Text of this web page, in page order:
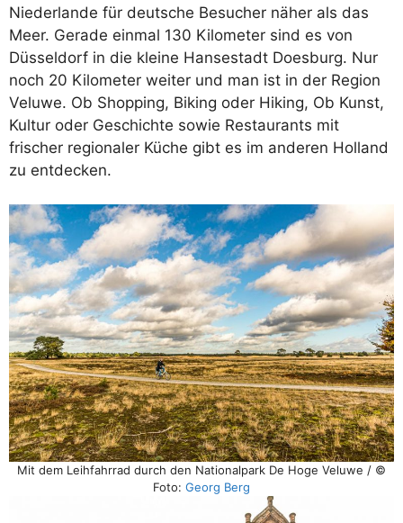
Niederlande für deutsche Besucher näher als das
Meer. Gerade einmal 130 Kilometer sind es von
Düsseldorf in die kleine Hansestadt Doesburg. Nur
noch 20 Kilometer weiter und man ist in der Region
Veluwe. Ob Shopping, Biking oder Hiking, Ob Kunst,
Kultur oder Geschichte sowie Restaurants mit
frischer regionaler Küche gibt es im anderen Holland
zu entdecken.
Mit dem Leihfahrrad durch den Nationalpark De Hoge Veluwe / ©
Foto: Georg Berg